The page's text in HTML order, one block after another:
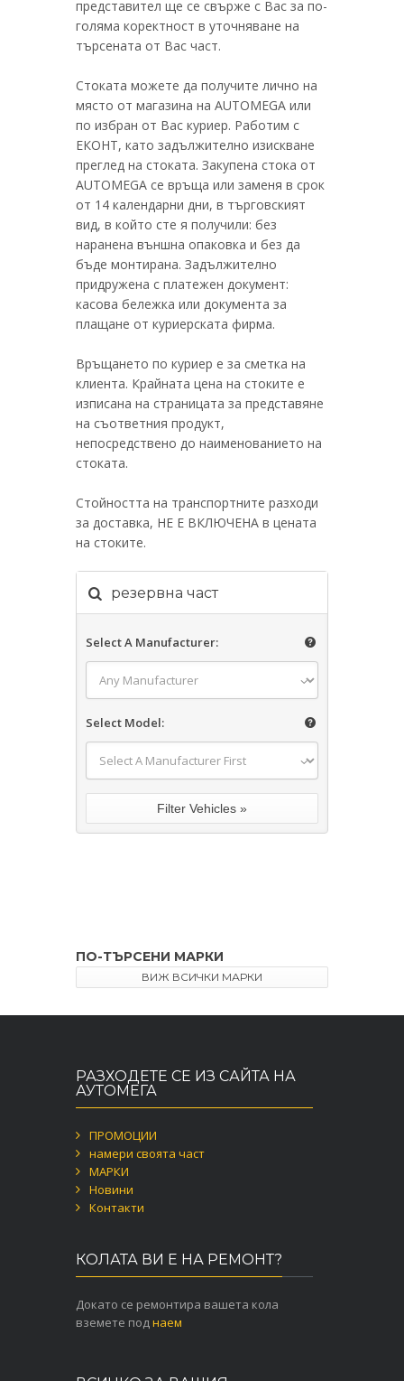
представител ще се свърже с Вас за по-
голяма коректност в уточняване на
търсената от Вас част.
Стоката можете да получите лично на
място от магазина на AUTOMEGA или
по избран от Вас куриер. Работим с
ЕКОНТ, като задължително изискване
преглед на стоката. Закупена стока от
AUTOMEGA се връща или заменя в срок
от 14 календарни дни, в търговският
вид, в който сте я получили: без
наранена външна опаковка и без да
бъде монтирана. Задължително
придружена с платежен документ:
касова бележка или документа за
плащане от куриерската фирма.
Връщането по куриер е за сметка на
клиента. Крайната цена на стоките е
изписана на страницата за представяне
на съответния продукт,
непосредствено до наименованието на
стоката.
Стойността на транспортните разходи
за доставка, НЕ Е ВКЛЮЧЕНА в цената
на стоките.
резервна част
Select A Manufacturer:
Select Model:
ПО-ТЪРСЕНИ МАРКИ
ВИЖ ВСИЧКИ МАРКИ
РАЗХОДЕТЕ СЕ ИЗ САЙТА НА
АУТОМЕГА
ПРОМОЦИИ
намери своята част
МАРКИ
Новини
Контакти
КОЛАТА ВИ Е НА РЕМОНТ?
Докато се ремонтира вашета кола
вземете поднаем